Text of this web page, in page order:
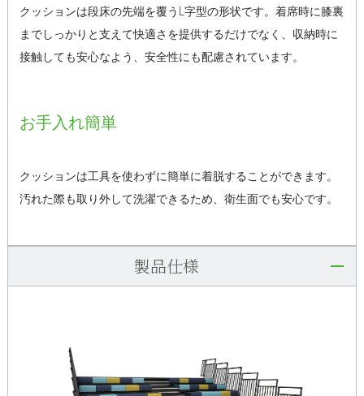
クッションは段床の先端を覆うL字型の形状です。着席時に膝裏
までしっかりと支えて快適さを提供するだけでなく、収納時に
接触しても安心なよう、安全性にも配慮されています。
お手入れ簡単
クッションは工具を使わずに簡単に着脱することができます。
汚れた際も取り外して洗濯できるため、衛生面でも安心です。
製品仕様